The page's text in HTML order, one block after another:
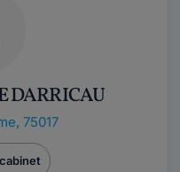
DARRICAU
75017